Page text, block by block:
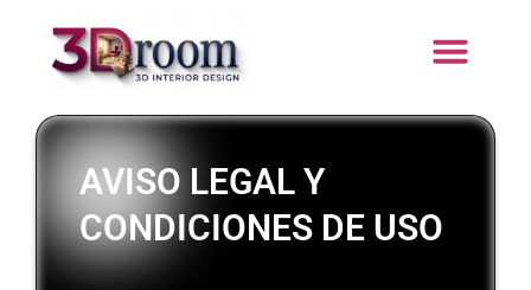
contenido
AVISO LEGAL Y
CONDICIONES DE USO